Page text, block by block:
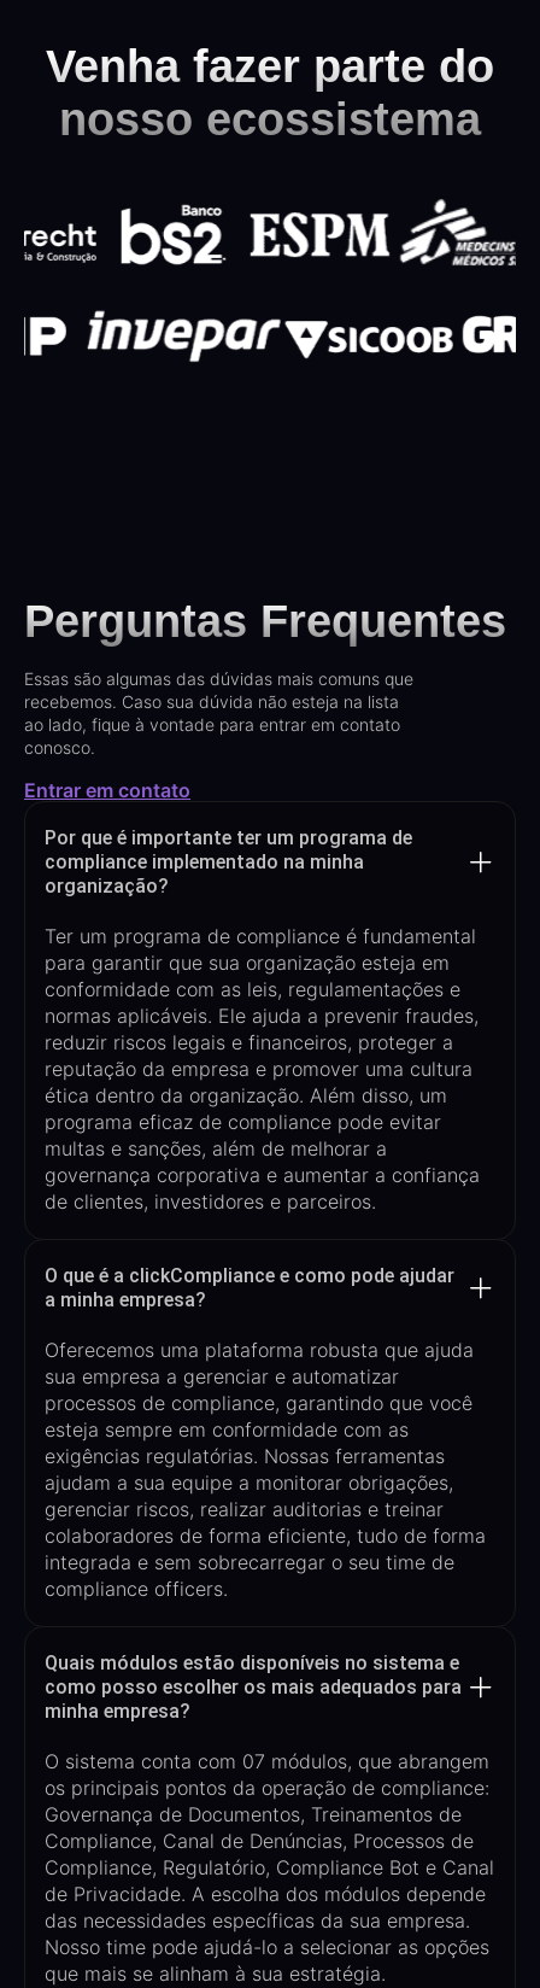
Venha fazer parte do
nosso ecossistema
Perguntas Frequentes
Essas são algumas das dúvidas mais comuns que
recebemos. Caso sua dúvida não esteja na lista
ao lado, fique à vontade para entrar em contato
conosco.
Entrar em contato
Por que é importante ter um programa de
compliance implementado na minha
organização?
Ter um programa de compliance é fundamental
para garantir que sua organização esteja em
conformidade com as leis, regulamentações e
normas aplicáveis. Ele ajuda a prevenir fraudes,
reduzir riscos legais e financeiros, proteger a
reputação da empresa e promover uma cultura
ética dentro da organização. Além disso, um
programa eficaz de compliance pode evitar
multas e sanções, além de melhorar a
governança corporativa e aumentar a confiança
de clientes, investidores e parceiros.
O que é a clickCompliance e como pode ajudar
a minha empresa?
Oferecemos uma plataforma robusta que ajuda
sua empresa a gerenciar e automatizar
processos de compliance, garantindo que você
esteja sempre em conformidade com as
exigências regulatórias. Nossas ferramentas
ajudam a sua equipe a monitorar obrigações,
gerenciar riscos, realizar auditorias e treinar
colaboradores de forma eficiente, tudo de forma
integrada e sem sobrecarregar o seu time de
compliance officers.
Quais módulos estão disponíveis no sistema e
como posso escolher os mais adequados para
minha empresa?
O sistema conta com 07 módulos, que abrangem
os principais pontos da operação de compliance:
Governança de Documentos, Treinamentos de
Compliance, Canal de Denúncias, Processos de
Compliance, Regulatório, Compliance Bot e Canal
de Privacidade. A escolha dos módulos depende
das necessidades específicas da sua empresa.
Nosso time pode ajudá-lo a selecionar as opções
que mais se alinham à sua estratégia.